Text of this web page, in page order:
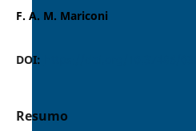
F. A. M. Mariconi
DOI:
Resumo